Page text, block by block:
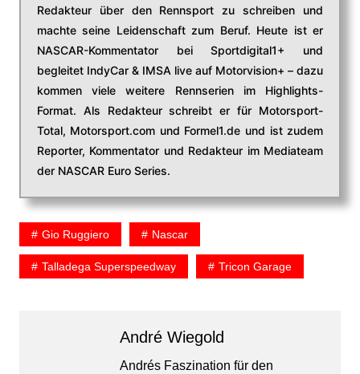
Redakteur über den Rennsport zu schreiben und
machte seine Leidenschaft zum Beruf. Heute ist er
NASCAR-Kommentator bei Sportdigital1+ und
begleitet IndyCar & IMSA live auf Motorvision+ – dazu
kommen viele weitere Rennserien im Highlights-
Format. Als Redakteur schreibt er für Motorsport-
Total, Motorsport.com und Formel1.de und ist zudem
Reporter, Kommentator und Redakteur im Mediateam
der NASCAR Euro Series.
Gio Ruggiero Nascar
Talladega Superspeedway Tricon Garage
André Wiegold
Andrés Faszination für den